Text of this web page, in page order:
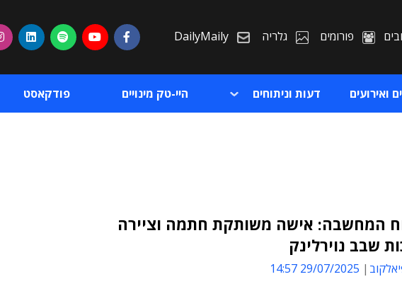
פורומים גלריה DailyMaily
ואירועים דעות וניתוחים היי-טק מינויים פודקאסט
המחשבה: אישה משותקת חתמה וציירה
שבב נוירלינק
29/07/2025 14:57